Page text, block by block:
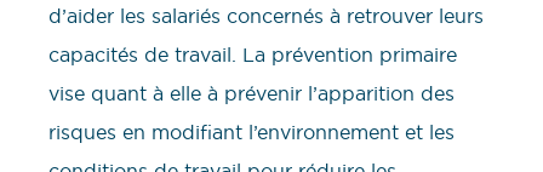
d’aider les salariés concernés à retrouver leurs
capacités de travail. La prévention primaire
vise quant à elle à prévenir l’apparition des
risques en modifiant l’environnement et les